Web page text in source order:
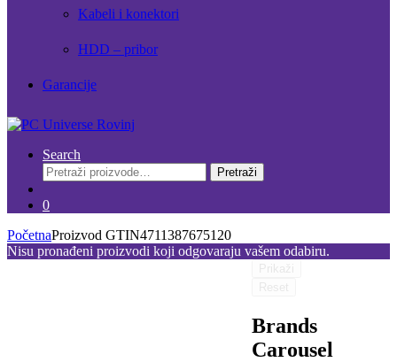
Kabeli i konektori
HDD – pribor
Garancije
Search
Pretraži:
Pretraži
0
PočetnaProizvod GTIN4711387675120
Nisu pronađeni proizvodi koji odgovaraju vašem odabiru.
Brands
Carousel